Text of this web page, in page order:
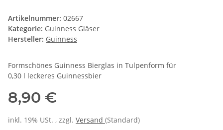
Artikelnummer: 02667
Kategorie: Guinness Gläser
Hersteller: Guinness
Formschönes Guinness Bierglas in Tulpenform für
0,30 l leckeres Guinnessbier
8,90 €
inkl. 19% USt. , zzgl. Versand (Standard)